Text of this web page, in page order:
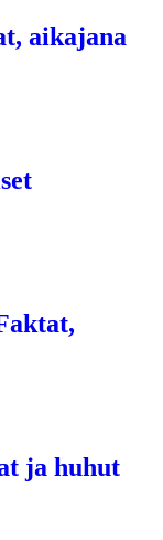
aikajana
ja huhut